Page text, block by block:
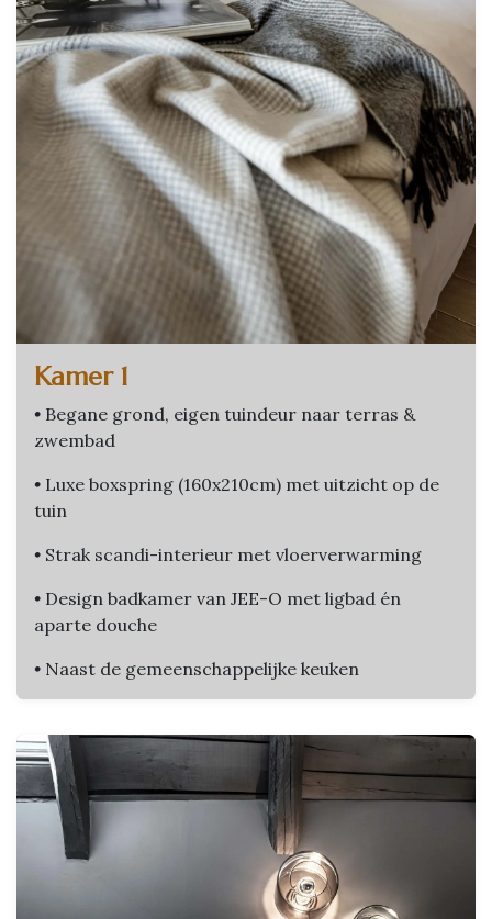
Kamer 1
• Begane grond, eigen tuindeur naar terras &
zwembad
• Luxe boxspring (160x210cm) met uitzicht op de
tuin
• Strak scandi-interieur met vloerverwarming
• Design badkamer van JEE-O met ligbad én
aparte douche
• Naast de gemeenschappelijke keuken